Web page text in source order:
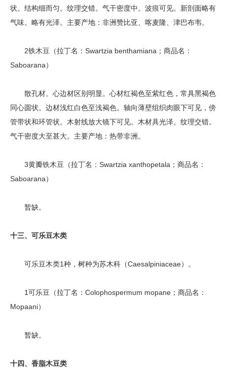
状。结构细而匀。纹理交错。气干密度中。波痕可见。新剖面略有
气味。略有光泽。主要产地：非洲赞比亚、喀麦隆、津巴布韦。
2铁木豆（拉丁名：Swartzia benthamiana；商品名：
Saboarana）
散孔材。心边材区别明显。心材红褐色至紫红色，常具黑褐色
同心圆状。边材浅红白色至浅褐色。轴向薄壁组织肉眼下可见，傍
管带状和环管状。木射线放大镜下可见。木材具光泽。纹理交错。
气干密度大至甚大。主要产地：热带非洲。
3黄瓣铁木豆（拉丁名：Swartzia xanthopetala；商品名：
Saboarana）
暂缺。
十三、可乐豆木类
可乐豆木类1种，树种为苏木科（Caesalpiniaceae）。
1可乐豆（拉丁名：Colophospermum mopane；商品名：
Mopaani）
暂缺。
十四、香脂木豆类